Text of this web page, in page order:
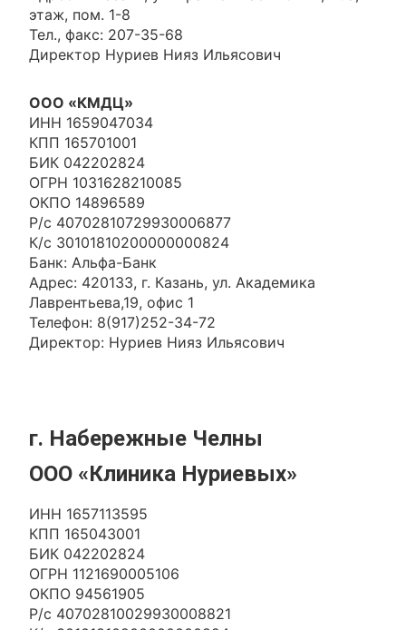
этаж, пом. 1-8
Тел., факс: 207-35-68
Директор Нуриев Нияз Ильясович
ООО «КМДЦ»
ИНН 1659047034
КПП 165701001
БИК 042202824
ОГРН 1031628210085
ОКПО 14896589
Р/с 40702810729930006877
К/с 30101810200000000824
Банк: Альфа-Банк
Адрес: 420133, г. Казань, ул. Академика
Лаврентьева,19, офис 1
Телефон: 8(917)252-34-72
Директор: Нуриев Нияз Ильясович
г. Набережные Челны
ООО «Клиника Нуриевых»
ИНН 1657113595
КПП 165043001
БИК 042202824
ОГРН 1121690005106
ОКПО 94561905
Р/с 40702810029930008821